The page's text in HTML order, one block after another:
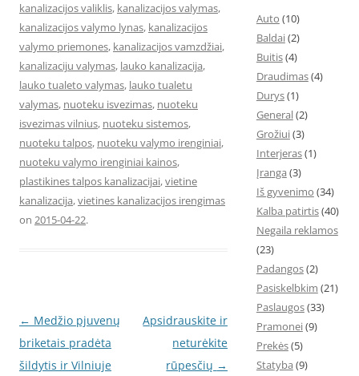
kanalizacijos valiklis, kanalizacijos valymas,
kanalizacijos valymo lynas, kanalizacijos
valymo priemones, kanalizacijos vamzdžiai,
kanalizaciju valymas, lauko kanalizacija,
lauko tualeto valymas, lauko tualetu
valymas, nuoteku isvezimas, nuoteku
isvezimas vilnius, nuoteku sistemos,
nuoteku talpos, nuoteku valymo irenginiai,
nuoteku valymo irenginiai kainos,
plastikines talpos kanalizacijai,vietine
kanalizacija,vietines kanalizacijos irengimas
on 2015-04-22.
Post
navigation
← Medžio pjuvenų
briketais pradėta
šildytis ir Vilniuje
Apsidrauskite ir
neturėkite
rūpesčių →
Auto (10)
Baldai(2)
Buitis(4)
Draudimas(4)
Durys(1)
General(2)
Grožiui(3)
Interjeras(1)
Įranga (3)
Iš gyvenimo (34)
Kalba patirtis(40)
Negaila reklamos
(23)
Padangos(2)
Pasiskelbkim (21)
Paslaugos(33)
Pramonei(9)
Prekės(5)
Statyba (9)